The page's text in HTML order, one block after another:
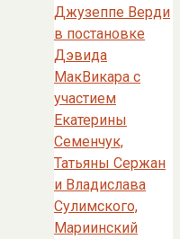
Джузеппе Верди
в постановке
Дэвида
МакВикара с
участием
Екатерины
Семенчук,
Татьяны Сержан
и Владислава
Сулимского,
Мариинский